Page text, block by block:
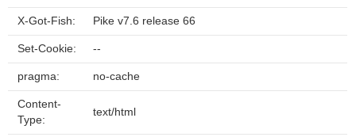
X-Got-Fish: Pike v7.6 release 66
Set-Cookie: --
pragma: no-cache
Content-
Type:
text/html